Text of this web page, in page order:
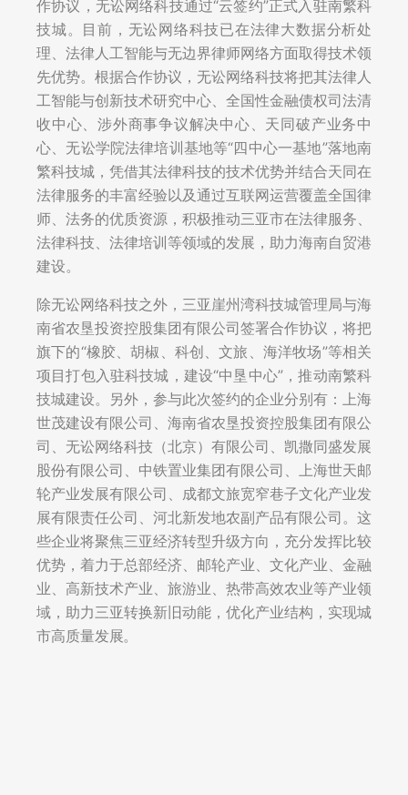
作协议，无讼网络科技通过“云签约”正式入驻南繁科
技城。目前，无讼网络科技已在法律大数据分析处
理、法律人工智能与无边界律师网络方面取得技术领
先优势。根据合作协议，无讼网络科技将把其法律人
工智能与创新技术研究中心、全国性金融债权司法清
收中心、涉外商事争议解决中心、天同破产业务中
心、无讼学院法律培训基地等“四中心一基地”落地南
繁科技城，凭借其法律科技的技术优势并结合天同在
法律服务的丰富经验以及通过互联网运营覆盖全国律
师、法务的优质资源，积极推动三亚市在法律服务、
法律科技、法律培训等领域的发展，助力海南自贸港
建设。
除无讼网络科技之外，三亚崖州湾科技城管理局与海
南省农垦投资控股集团有限公司签署合作协议，将把
旗下的“橡胶、胡椒、科创、文旅、海洋牧场”等相关
项目打包入驻科技城，建设“中垦中心”，推动南繁科
技城建设。另外，参与此次签约的企业分别有：上海
世茂建设有限公司、海南省农垦投资控股集团有限公
司、无讼网络科技（北京）有限公司、凯撒同盛发展
股份有限公司、中铁置业集团有限公司、上海世天邮
轮产业发展有限公司、成都文旅宽窄巷子文化产业发
展有限责任公司、河北新发地农副产品有限公司。这
些企业将聚焦三亚经济转型升级方向，充分发挥比较
优势，着力于总部经济、邮轮产业、文化产业、金融
业、高新技术产业、旅游业、热带高效农业等产业领
域，助力三亚转换新旧动能，优化产业结构，实现城
市高质量发展。